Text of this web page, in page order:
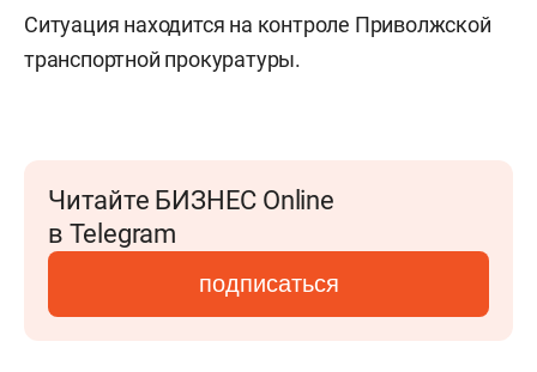
Ситуация находится на контроле Приволжской
транспортной прокуратуры.
Читайте БИЗНЕС Online
в Telegram
подписаться